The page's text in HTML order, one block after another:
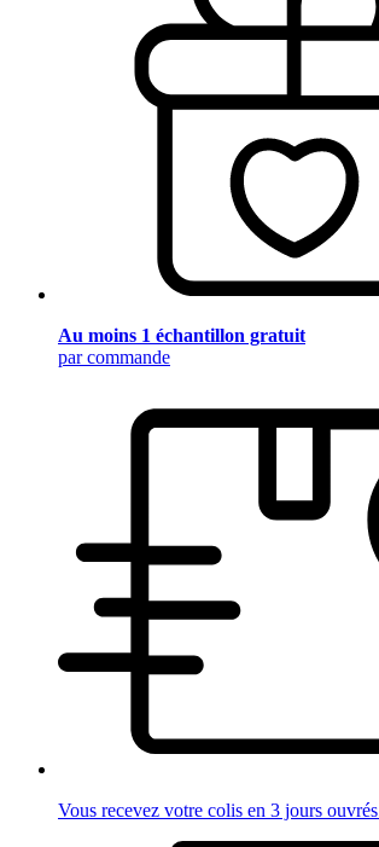
Au moins 1 échantillon gratuit
par commande
Vous recevez votre colis en 3 jours